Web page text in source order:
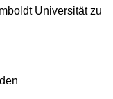
Universität zu